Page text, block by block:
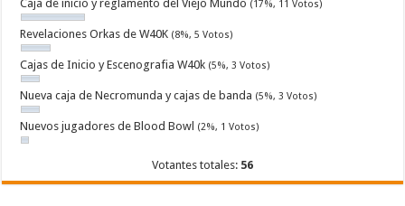
Caja de inicio y reglamento del Viejo Mundo (17%, 11 Votos)
Revelaciones Orkas de W40K (8%, 5 Votos)
Cajas de Inicio y Escenografia W40k (5%, 3 Votos)
Nueva caja de Necromunda y cajas de banda (5%, 3 Votos)
Nuevos jugadores de Blood Bowl (2%, 1 Votos)
Votantes totales: 56